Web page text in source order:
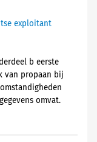
exploitant
b eerste
van propaan bij
omvat.